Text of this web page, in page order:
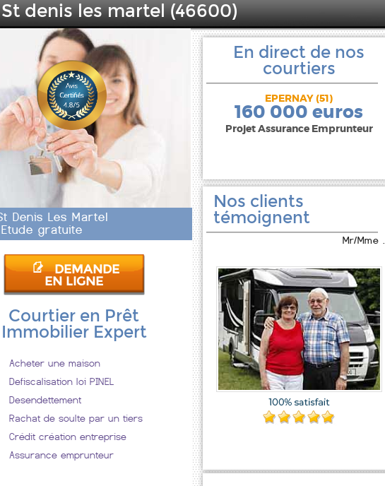
denis les martel (46600)
Denis Les Martel
Etude gratuite
DEMANDE
EN LIGNE
Courtier en Prêt
Immobilier Expert
Acheter une maison
Defiscalisation loi PINEL
Desendettement
Rachat de soulte par un tiers
Crédit création entreprise
Assurance emprunteur
En direct de nos
courtiers
150 000 euros
EPERNAY (51)
160 000 euros
Projet Assurance Emprunteur
240 000 euros
Nos clients
témoignent
Mr/Mme .